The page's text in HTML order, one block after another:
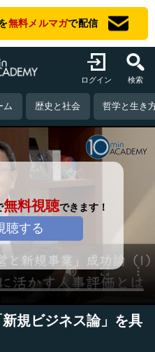
無料メルマガで配信
ログイン 検索
ム 歴史と社会 哲学と生き
無料視聴できます！
聴する
規ビジネス論」を具